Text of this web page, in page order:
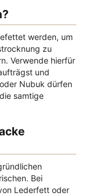
werden, um
zu
Verwende hierfür
und
Nubuk dürfen
samtige
Bei
Lederfett oder